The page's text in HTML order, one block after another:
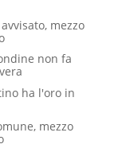
mezzo
non fa
ha l'oro in
mezzo